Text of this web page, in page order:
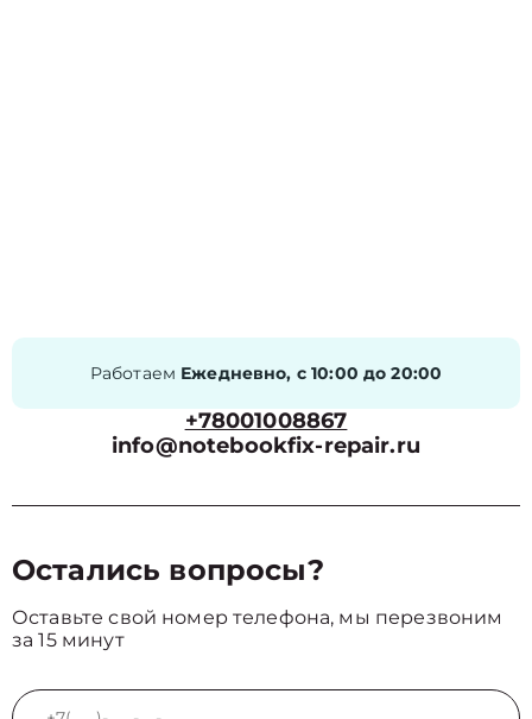
Работаем Ежедневно, с 10:00 до 20:00
+78001008867
info@notebookfix-repair.ru
Остались вопросы?
Оставьте свой номер телефона, мы перезвоним
за 15 минут